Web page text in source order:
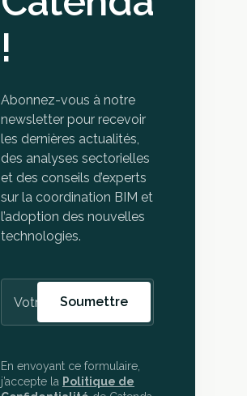
!
Abonnez-vous à notre
newsletter pour recevoir
les dernières actualités,
des analyses sectorielles
et des conseils d’experts
sur la coordination BIM et
l’adoption des nouvelles
technologies.
En envoyant ce formulaire,
j’accepte la Politique de